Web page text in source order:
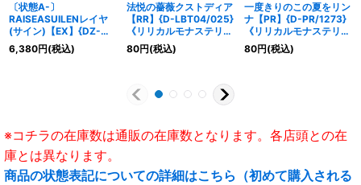
〔状態A-〕
RAISEASUILENレイヤ
(サイン)【EX】{DZ-
BT02/EX31S}《その
他》
6,380円(税込)
法悦の薔薇クストディア
【RR】{D-LBT04/025}
《リリカルモナステリ
オ》
80円(税込)
一度きりのこの夏をリン
ナ【PR】{D-PR/1273}
《リリカルモナステリ
オ》
80円(税込)
※コチラの在庫数は通販の在庫数となります。各店頭との在
庫とは異なります。
商品の状態表記についての詳細はこちら（初めて購入される